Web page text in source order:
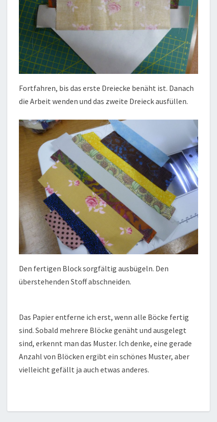
Fortfahren, bis das erste Dreiecke benäht ist. Danach
die Arbeit wenden und das zweite Dreieck ausfüllen.
Den fertigen Block sorgfältig ausbügeln. Den
überstehenden Stoff abschneiden.
Das Papier entferne ich erst, wenn alle Böcke fertig
sind. Sobald mehrere Blöcke genäht und ausgelegt
sind, erkennt man das Muster. Ich denke, eine gerade
Anzahl von Blöcken ergibt ein schönes Muster, aber
vielleicht gefällt ja auch etwas anderes.